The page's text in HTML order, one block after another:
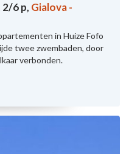
6 p, Gialova -
in Huize Fofo
twee zwembaden, door
verbonden.